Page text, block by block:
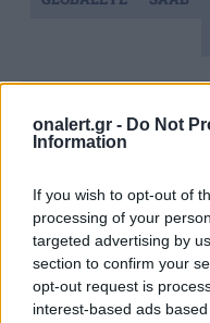
onalert.gr - Do Not
Information
If you wish to opt-out of
processing of your
targeted advertising by
section to confirm your
opt-out request is
interest-based ads
Διάβασε επίσης
Newsκαι